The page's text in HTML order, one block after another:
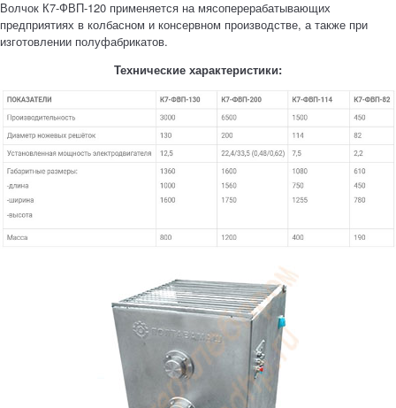
Волчок К7-ФВП-120 применяется на мясоперерабатывающих
предприятиях в колбасном и консервном производстве, а также при
изготовлении полуфабрикатов.
Технические характеристики: